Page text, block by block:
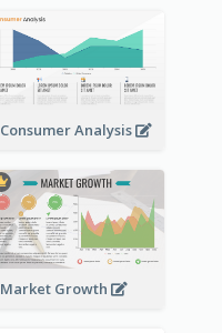
Consumer Analysis
Market Growth